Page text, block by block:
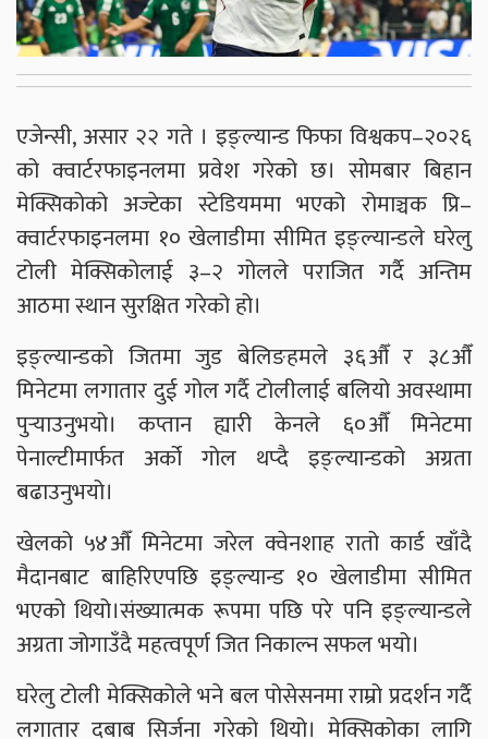
एजेन्सी, असार २२ गते । इङ्ल्यान्ड फिफा विश्वकप–२०२६
को क्वार्टरफाइनलमा प्रवेश गरेको छ। सोमबार बिहान
मेक्सिकोको अज्टेका स्टेडियममा भएको रोमाञ्चक प्रि–
क्वार्टरफाइनलमा १० खेलाडीमा सीमित इङ्ल्यान्डले घरेलु
टोली मेक्सिकोलाई ३–२ गोलले पराजित गर्दै अन्तिम
आठमा स्थान सुरक्षित गरेको हो।
इङ्ल्यान्डको जितमा जुड बेलिङहमले ३६औँ र ३८औँ
मिनेटमा लगातार दुई गोल गर्दै टोलीलाई बलियो अवस्थामा
पुर्‍याउनुभयो। कप्तान ह्यारी केनले ६०औँ मिनेटमा
पेनाल्टीमार्फत अर्को गोल थप्दै इङ्ल्यान्डको अग्रता
बढाउनुभयो।
खेलको ५४औँ मिनेटमा जरेल क्वेनशाह रातो कार्ड खाँदै
मैदानबाट बाहिरिएपछि इङ्ल्यान्ड १० खेलाडीमा सीमित
भएको थियो।संख्यात्मक रूपमा पछि परे पनि इङ्ल्यान्डले
अग्रता जोगाउँदै महत्वपूर्ण जित निकाल्न सफल भयो।
घरेलु टोली मेक्सिकोले भने बल पोसेसनमा राम्रो प्रदर्शन गर्दै
लगातार दबाब सिर्जना गरेको थियो। मेक्सिकोका लागि